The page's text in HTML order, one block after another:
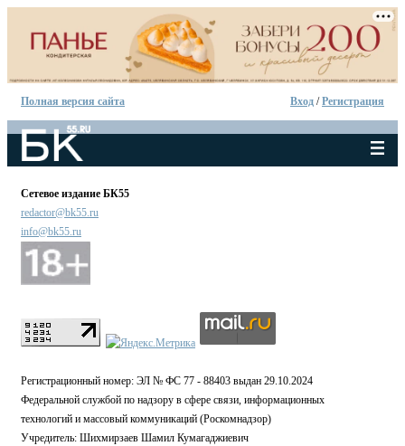
Полная версия сайта Вход /Регистрация
Сетевое издание БК55
redactor@bk55.ru
info@bk55.ru
Регистрационный номер: ЭЛ № ФС 77 - 88403 выдан 29.10.2024
Федеральной службой по надзору в сфере связи, информационных
технологий и массовый коммуникаций (Роскомнадзор)
Учредитель: Шихмирзаев Шамил Кумагаджиевич